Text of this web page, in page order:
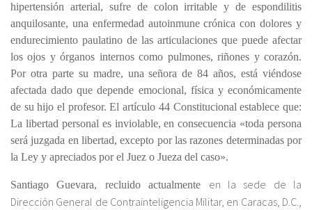
hipertensión arterial, sufre de colon irritable y de espondilitis
anquilosante, una enfermedad autoinmune crónica con dolores y
endurecimiento paulatino de las articulaciones que puede afectar
los ojos y órganos internos como pulmones, riñones y corazón.
Por otra parte su madre, una señora de 84 años, está viéndose
afectada dado que depende emocional, física y económicamente
de su hijo el profesor. El artículo 44 Constitucional establece que:
La libertad personal es inviolable, en consecuencia «toda persona
será juzgada en libertad, excepto por las razones determinadas por
la Ley y apreciados por el Juez o Jueza del caso».
Santiago Guevara, recluido actualmente en la sede de la
Dirección General de Contrainteligencia Militar, en Caracas, D.C.,